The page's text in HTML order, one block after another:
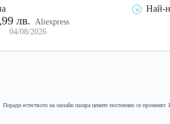
лв.
Aliexpress
04/08/2026
Най-
Поради естеството на онлайн пазара цените постоянно се